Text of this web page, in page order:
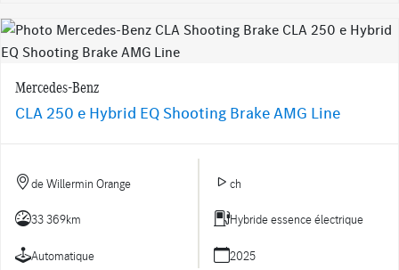
Mercedes-Benz
CLA 250 e Hybrid EQ Shooting Brake AMG Line
de Willermin Orange ch
33 369km Hybride essence électrique
Automatique 2025